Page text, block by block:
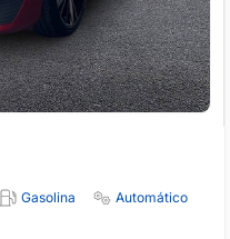
Gasolina
Automático